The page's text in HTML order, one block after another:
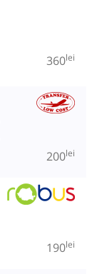
360lei
200lei
190lei